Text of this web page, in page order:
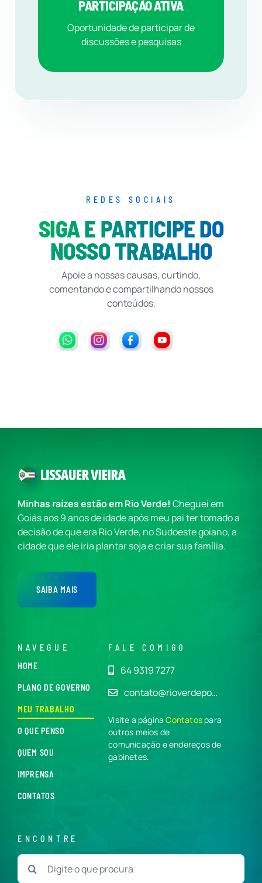
PARTICIPAÇÃO ATIVA
Oportunidade de participar de
discussões e pesquisas
REDES SOCIAIS
SIGA E PARTICIPE DO
NOSSO TRABALHO
Apoie a nossas causas, curtindo,
comentando e compartilhando nossos
conteúdos.
Minhas raízes estão em Rio Verde! Cheguei em
Goiás aos 9 anos de idade após meu pai ter tomado a
decisão de que era Rio Verde, no Sudoeste goiano, a
cidade que ele iria plantar soja e criar sua família.
SAIBA MAIS
NAVEGUE
HOME
PLANO DE GOVERNO
MEU TRABALHO
O QUE PENSO
QUEM SOU
IMPRENSA
CONTATOS
FALE COMIGO
64 9319 7277
contato@rioverdepo…
Visite a páginaContatos para
outros meios de
comunicação e endereços de
gabinetes.
ENCONTRE
Buscar
resultados